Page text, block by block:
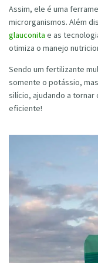
Assim, ele é uma
microrganismos. Além
glauconita e as
otimiza o manejo
Sendo um fertilizante
somente o potássio,
silício, ajudando a tornar
eficiente!